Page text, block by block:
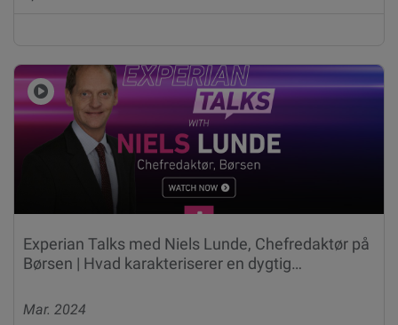
Experian Talks med Niels Lunde, Chefredaktør på
Børsen | Hvad karakteriserer en dygtig…
Mar. 2024